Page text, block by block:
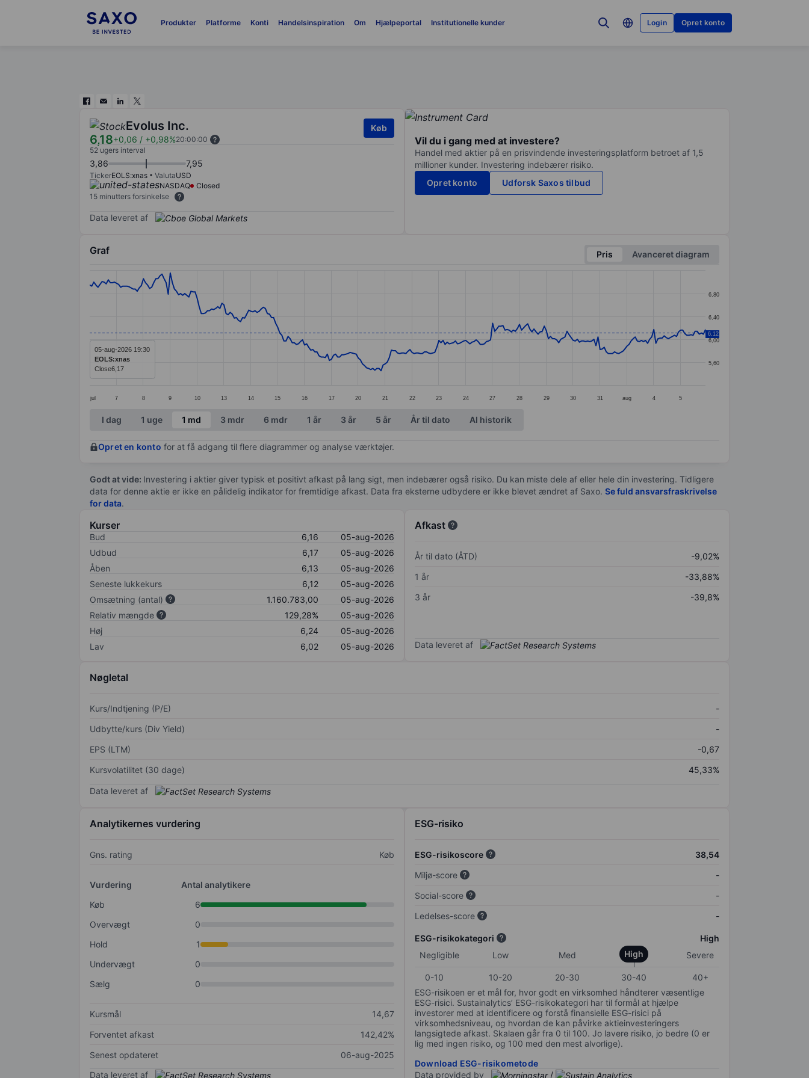
Produkter Platforme Konti Handelsinspiration Om Hjælpeportal Institutionelle kunder Login Opret konto
Evolus Inc.
6,18+0,06 / +0,98%20:00:00
Køb
52 ugers interval
3,86 7,95
TickerEOLS:xnas ValutaUSD
NASDAQ
Closed
15 minutters forsinkelse
Data leveret af
Vil du i gang med at investere?
Handel med aktier på en prisvindende investeringsplatform betroet af 1,5
millioner kunder. Investering indebærer risiko.
Opret konto
Udforsk Saxos tilbud
Graf Pris
Avanceret diagram
Line chart with 299 data points.
The chart has 1 X axis displaying categories.
The chart has 1 Y axis displaying values. Data ranges from 5.45 to 7.16.
jul 7 8 9 10 13 14 15 16 17 20 21 22 23 24 27 28 29 30 31 aug 4 5
5,60
6,00
6,40
6,80
6,12
05-aug-2026 19:30
EOLS:xnas
Close6,17
End of interactive chart.
I dag 1 uge 1 md 3 mdr 6 mdr 1 år 3 år 5 år År til dato Al historik
Opret en konto for at få adgang til flere diagrammer og analyse værktøjer.
Godt at vide: Investering i aktier giver typisk et positivt afkast på lang sigt, men indebærer også risiko. Du kan miste dele af eller hele din investering. Tidligere
data for denne aktie er ikke en pålidelig indikator for fremtidige afkast. Data fra eksterne udbydere er ikke blevet ændret af Saxo. Se fuld ansvarsfraskrivelse
for data.
Kurser
Bud 6,16
05-aug-2026
Udbud
6,17
05-aug-2026
Åben
6,13
05-aug-2026
Seneste lukkekurs
6,12
05-aug-2026
Omsætning (antal)
1.160.783,00
05-aug-2026
Relativ mængde
129,28%
05-aug-2026
Høj
6,24
05-aug-2026
Lav
6,02 05-aug-2026
Afkast
År til dato (ÅTD)
-9,02%
1 år
-33,88%
3 år
-39,8%
Data leveret af
Nøgletal
Kurs/Indtjening (P/E)
-
Udbytte/kurs (Div Yield)
-
EPS (LTM)
-0,67
Kursvolatilitet (30 dage)
45,33%
Data leveret af
Analytikernes vurdering
Gns. rating Køb
Vurdering
Antal analytikere
Køb
6
Overvægt
0
Hold
1
Undervægt
0
Sælg
0
Kursmål
14,67
Forventet afkast
142,42%
Senest opdateret
06-aug-2025
Data leveret af
ESG-risiko
ESG-risikoscore
38,54
Miljø-score
-
Social-score
-
Ledelses-score
-
ESG-risikokategori
High
Negligible
Low Med High Severe
0-10 10-20 20-30 30-40
40+
ESG-risikoen er et mål for, hvor godt en virksomhed håndterer væsentlige
ESG-risici. Sustainalytics’ ESG-risikokategori har til formål at hjælpe
investorer med at identificere og forstå finansielle ESG-risici på
virksomhedsniveau, og hvordan de kan påvirke aktieinvesteringers
langsigtede afkast. Skalaen går fra 0 til 100. Jo lavere risiko, jo bedre (0 er
lig med ingen risiko, og 100 med den mest alvorlige).
Download ESG-risikometode
Data provided by
/